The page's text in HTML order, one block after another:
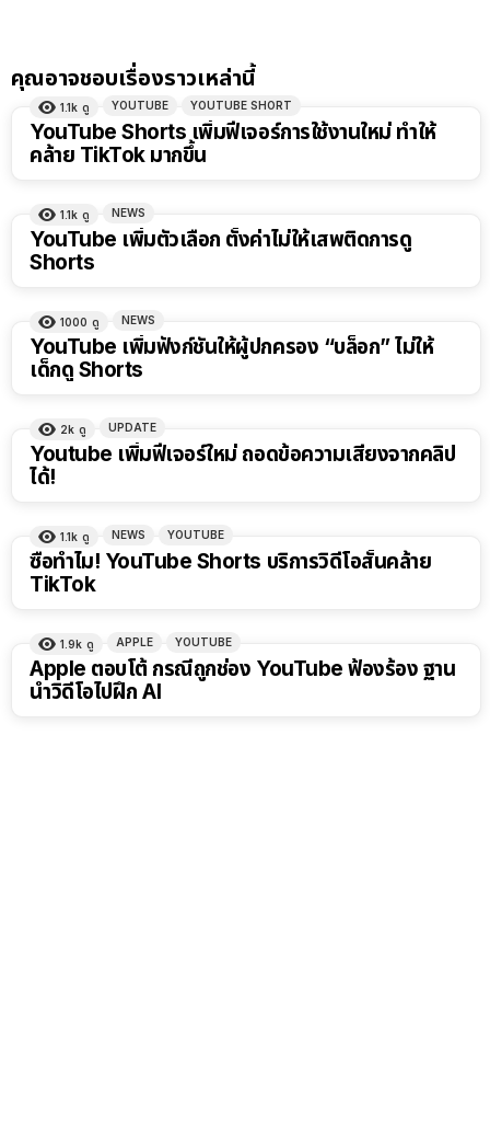
คุณอาจชอบเรื่องราวเหล่านี้
1.1k ดู YOUTUBE YOUTUBE SHORT
YouTube Shorts เพิ่มฟีเจอร์การใช้งานใหม่ ทำให้
คล้าย TikTok มากขึ้น
1.1k ดู NEWS
YouTube เพิ่มตัวเลือก ตั้งค่าไม่ให้เสพติดการดู
Shorts
1000 ดู NEWS
YouTube เพิ่มฟังก์ชันให้ผู้ปกครอง “บล็อก” ไม่ให้
เด็กดู Shorts
2k ดู UPDATE
Youtube เพิ่มฟีเจอร์ใหม่ ถอดข้อความเสียงจากคลิป
ได้!
1.1k ดู NEWS YOUTUBE
ซื้อทำไม! YouTube Shorts บริการวิดีโอสั้นคล้าย
TikTok
1.9k ดู APPLE YOUTUBE
Apple ตอบโต้ กรณีถูกช่อง YouTube ฟ้องร้อง ฐาน
นำวิดีโอไปฝึก AI